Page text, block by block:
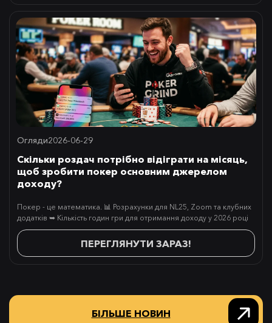
Огляди2026-06-29
Скільки роздач потрібно відіграти на місяць,
щоб зробити покер основним джерелом
доходу?
Покер - це математика. 📊 Розрахунки для NL25, Zoom та клубних
додатків ➥ Кількість годин гри для отримання доходу у 2026 році
ПЕРЕГЛЯНУТИ ЗАРАЗ!
БІЛЬШЕ НОВИН